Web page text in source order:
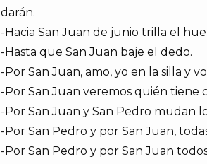
darán.
-Hacia San Juan de junio trilla el
-Hasta que San Juan baje el dedo.
-Por San Juan, amo, yo en la silla y
-Por San Juan veremos quién tiene
-Por San Juan y San Pedro mudan
-Por San Pedro y por San Juan,
-Por San Pedro y por San Juan